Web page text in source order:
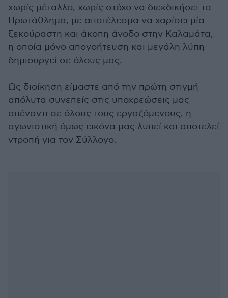
χωρίς μέταλλο, χωρίς στόχο να διεκδικήσει το
Πρωτάθλημα, με αποτέλεσμα να χαρίσει μία
ξεκούραστη και άκοπη άνοδο στην Καλαμάτα,
η οποία μόνο απογοήτευση και μεγάλη λύπη
δημιουργεί σε όλους μας.
Ως διοίκηση είμαστε από την πρώτη στιγμή
απόλυτα συνεπείς στις υποχρεώσεις μας
απέναντι σε όλους τους εργαζόμενους, η
αγωνιστική όμως εικόνα μας λυπεί και αποτελεί
ντροπή για τον Σύλλογο.